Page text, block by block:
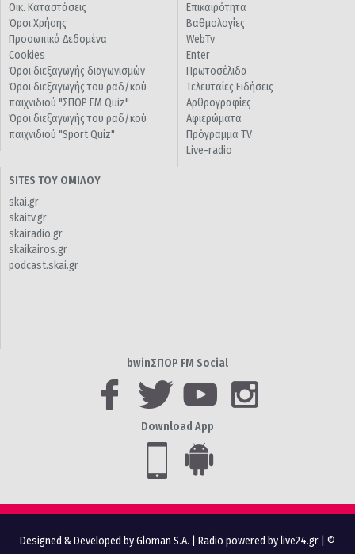
Οικ. Καταστάσεις
Όροι Χρήσης
Προσωπικά Δεδομένα
Cookies
Όροι διεξαγωγής διαγωνισμών
Όροι διεξαγωγής του ραδ/κού
παιχνιδιού "ΣΠΟΡ FM Quiz"
Όροι διεξαγωγής του ραδ/κού
παιχνιδιού "Sport Quiz"
Επικαιρότητα
Βαθμολογίες
WebTv
Enter
Πρωτοσέλιδα
Τελευταίες Ειδήσεις
Αρθρογραφίες
Αφιερώματα
Πρόγραμμα TV
Live-radio
SITES ΤΟΥ ΟΜΙΛΟΥ
skai.gr
skaitv.gr
skairadio.gr
skaikairos.gr
podcast.skai.gr
bwinΣΠΟΡ FM Social
Download App
Designed & Developed by Gloman S.A. Radio powered by live24.gr | ©